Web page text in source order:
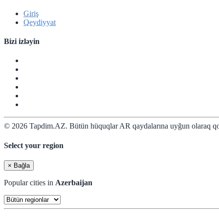
Giriş
Qeydiyyat
Bizi izləyin
© 2026 Tapdim.AZ. Bütün hüquqlar AR qaydalarına uyğun olaraq
Select your region
× Bağla
Popular cities in Azerbaijan